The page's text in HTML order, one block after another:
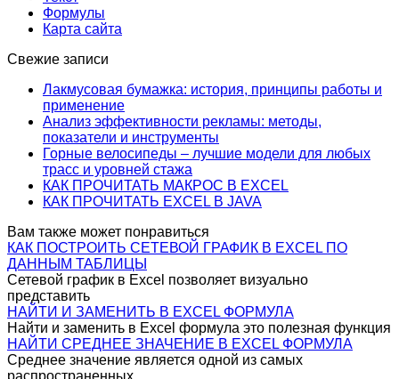
Формулы
Карта сайта
Свежие записи
Лакмусовая бумажка: история, принципы работы и
применение
Анализ эффективности рекламы: методы,
показатели и инструменты
Горные велосипеды – лучшие модели для любых
трасс и уровней стажа
КАК ПРОЧИТАТЬ МАКРОС В EXCEL
КАК ПРОЧИТАТЬ EXCEL В JAVA
Вам также может понравиться
КАК ПОСТРОИТЬ СЕТЕВОЙ ГРАФИК В EXCEL ПО
ДАННЫМ ТАБЛИЦЫ
Сетевой график в Excel позволяет визуально
представить
НАЙТИ И ЗАМЕНИТЬ В EXCEL ФОРМУЛА
Найти и заменить в Excel формула это полезная функция
НАЙТИ СРЕДНЕЕ ЗНАЧЕНИЕ В EXCEL ФОРМУЛА
Среднее значение является одной из самых
распространенных